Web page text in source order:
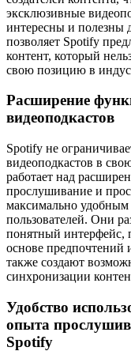
эксклюзивные
интересны и полезны
позволяет Spotify
контент, который
свою позицию в
Расширение
видеоподкастов
Spotify не
видеоподкастов в
работает над
прослушивание и
максимально
пользователей. Они
понятный интерфейс,
основе предпочтений
также создают
синхронизации
Удобство
опыта
Spotify